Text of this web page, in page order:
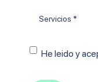
He leido y